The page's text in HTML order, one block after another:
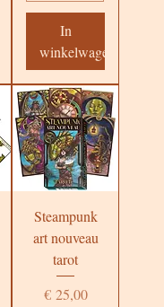
In
winkelwagen
Steampunk
art nouveau
tarot
Prijs
€ 25,00